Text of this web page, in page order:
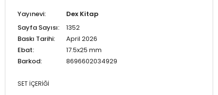
Yayınevi:
Dex Kitap
Sayfa Sayısı:
1352
Baskı Tarihi:
April 2026
Ebat:
17.5x25 mm
Barkod:
8696602034929
SET İÇERİĞİ